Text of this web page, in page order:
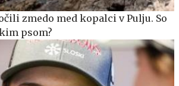
zmedo med kopalci v Pulju. So
psom?